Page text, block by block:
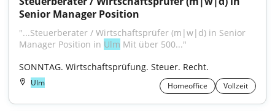
Senior Manager Position
"...Steuerberater / Wirtschaftsprüfer (m|w|d) in Senior
Manager Position in Ulm Mit über 500..."
SONNTAG. Wirtschaftsprüfung. Steuer. Recht.
Ulm Homeoffice Vollzeit